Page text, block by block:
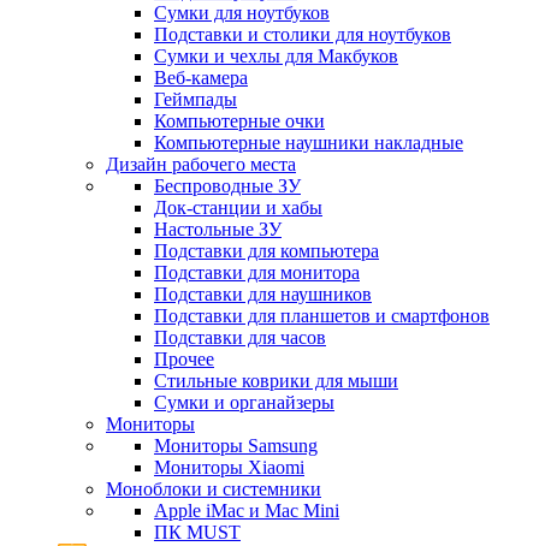
Сумки для ноутбуков
Подставки и столики для ноутбуков
Сумки и чехлы для Макбуков
Веб-камера
Геймпады
Компьютерные очки
Компьютерные наушники накладные
Дизайн рабочего места
Беспроводные ЗУ
Док-станции и хабы
Настольные ЗУ
Подставки для компьютера
Подставки для монитора
Подставки для наушников
Подставки для планшетов и смартфонов
Подставки для часов
Прочее
Стильные коврики для мыши
Сумки и органайзеры
Мониторы
Мониторы Samsung
Мониторы Xiaomi
Моноблоки и системники
Apple iMac и Mac Mini
ПК MUST